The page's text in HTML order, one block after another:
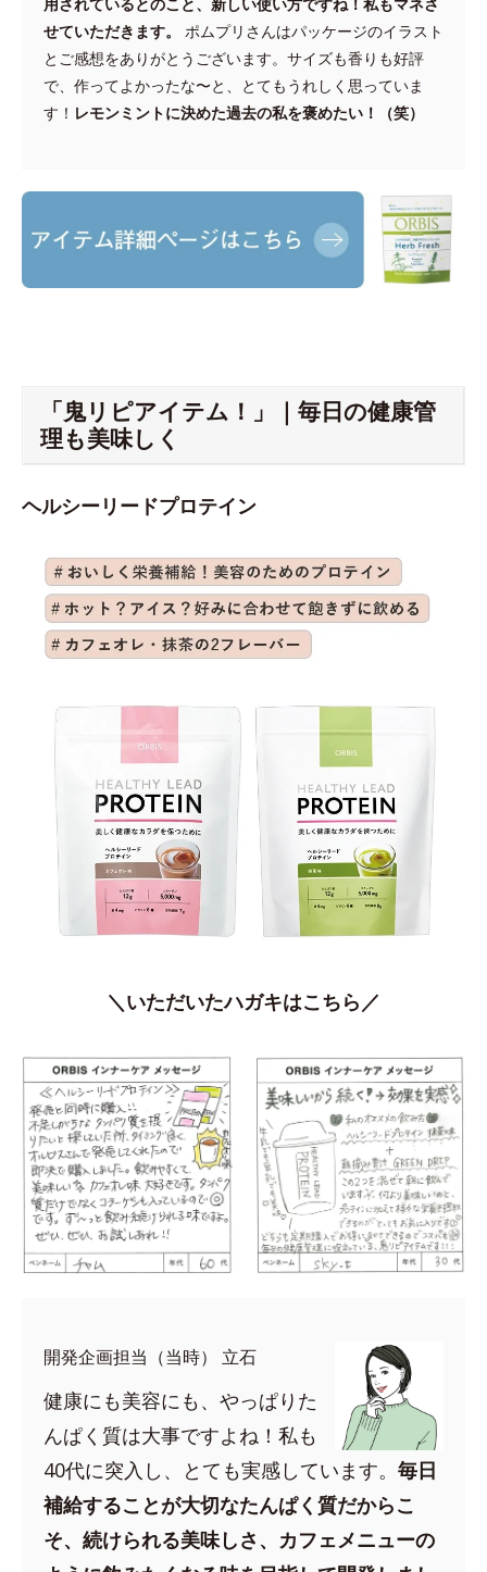
せていただきます。
ポムプリさんはパッケージのイラスト
とご感想をありがとうございます。サイズも香りも好評
で、作ってよかったな〜と、とてもうれしく思っていま
す！ レモンミントに決めた過去の私を褒めたい！（笑）
「鬼リピアイテム！」｜毎日の健康管
理も美味しく
ヘルシーリードプロテイン
＼いただいたハガキはこちら／
開発企画担当（当時） 立石
健康にも美容にも、やっぱりた
んぱく質は大事ですよね！私も
40代に突入し、とても実感しています。 毎日
補給することが大切なたんぱく質だからこ
そ、続けられる美味しさ、カフェメニューの